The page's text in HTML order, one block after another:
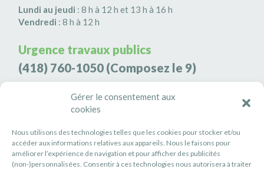
Gérer le consentement aux
cookies
Nous utilisons des technologies telles que les cookies pour stocker et/ou
accéder aux informations relatives aux appareils. Nous le faisons pour
améliorer l’expérience de navigation et pour afficher des publicités
(non-)personnalisées. Consentir à ces technologies nous autorisera à traiter
Lundi au jeudi : 8 h à 12 h et 13 h à 16 h
Vendredi : 8 h à 12 h
Urgence travaux publics
(418) 760-1050 (Composez le 9)
Agence de sécurité S3K9
(418) 808-9566
#PETITERIVIÈRE
Suivez-nous